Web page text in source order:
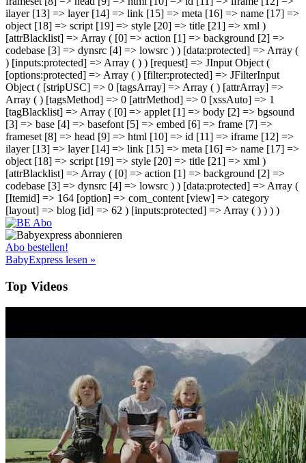
ilayer [13] => layer [14] => link [15] => meta [16] => name [17] =>
object [18] => script [19] => style [20] => title [21] => xml )
[attrBlacklist] => Array ( [0] => action [1] => background [2] =>
codebase [3] => dynsrc [4] => lowsrc ) ) [data:protected] => Array (
) [inputs:protected] => Array ( ) ) [request] => JInput Object (
[options:protected] => Array ( ) [filter:protected] => JFilterInput
Object ( [stripUSC] => 0 [tagsArray] => Array ( ) [attrArray] =>
Array ( ) [tagsMethod] => 0 [attrMethod] => 0 [xssAuto] => 1
[tagBlacklist] => Array ( [0] => applet [1] => body [2] => bgsound
[3] => base [4] => basefont [5] => embed [6] => frame [7] =>
frameset [8] => head [9] => html [10] => id [11] => iframe [12] =>
ilayer [13] => layer [14] => link [15] => meta [16] => name [17] =>
object [18] => script [19] => style [20] => title [21] => xml )
[attrBlacklist] => Array ( [0] => action [1] => background [2] =>
codebase [3] => dynsrc [4] => lowsrc ) ) [data:protected] => Array (
[Itemid] => 164 [option] => com_content [view] => category
[layout] => blog [id] => 62 ) [inputs:protected] => Array ( ) ) ) )
Abo bestellen!
BabyExpress lesen »
Top Videos